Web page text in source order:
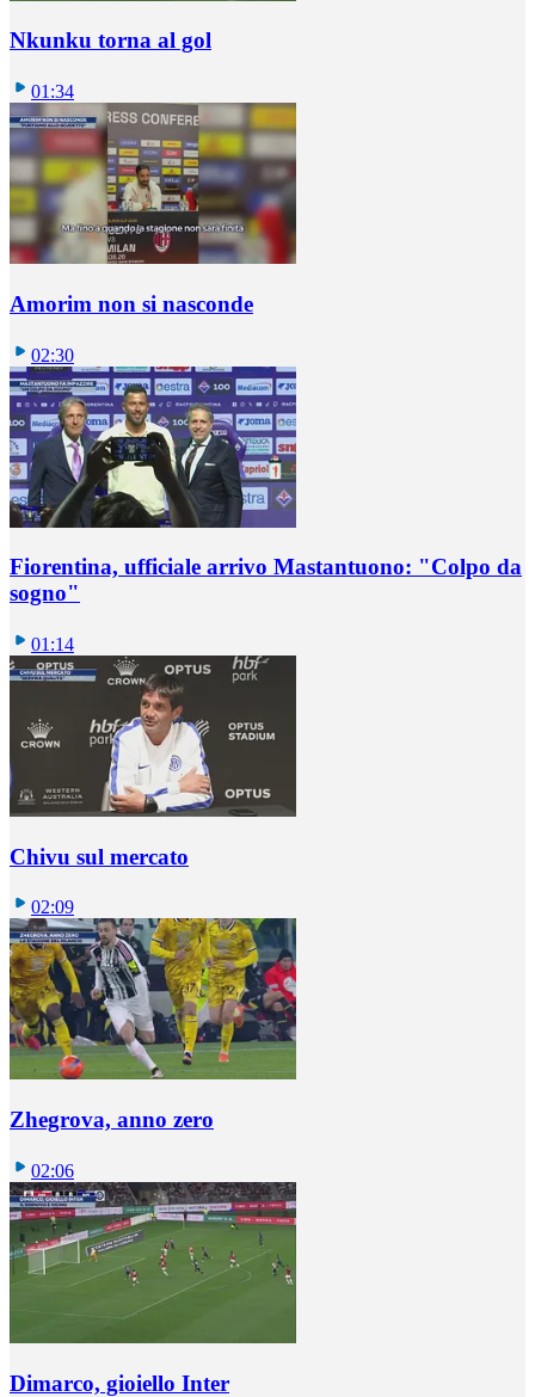
Nkunku torna al gol
01:34
Amorim non si nasconde
02:30
Fiorentina, ufficiale arrivo Mastantuono: "Colpo da
sogno"
01:14
Chivu sul mercato
02:09
Zhegrova, anno zero
02:06
Dimarco, gioiello Inter